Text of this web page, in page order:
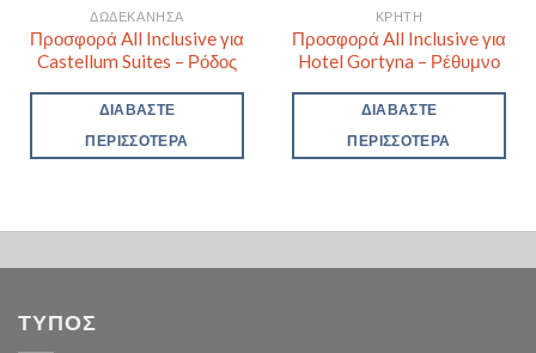
ΔΩΔΕΚΆΝΗΣΑ
Προσφορά All Inclusive για
Castellum Suites – Ρόδος
ΔΙΑΒΆΣΤΕ
ΠΕΡΙΣΣΌΤΕΡΑ
ΚΡΉΤΗ
Προσφορά All Inclusive για
Hotel Gortyna – Ρέθυμνο
ΔΙΑΒΆΣΤΕ
ΠΕΡΙΣΣΌΤΕΡΑ
ΤΥΠΟΣ